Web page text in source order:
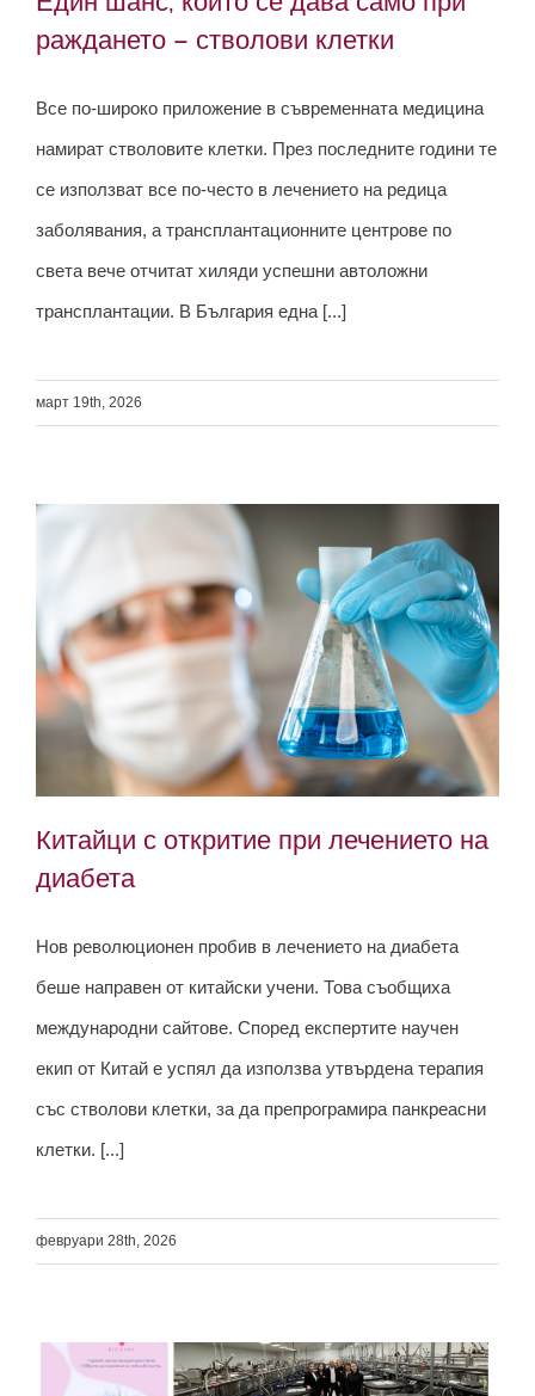
Един шанс, който се дава само при
раждането – стволови клетки
раждането – стволови клетки
Все по-широко приложение в съвременната медицина
намират стволовите клетки. През последните години те
се използват все по-често в лечението на редица
заболявания, а трансплантационните центрове по
света вече отчитат хиляди успешни автоложни
трансплантации. В България една [...]
март 19th, 2026
Китайци с откритие при лечението на
диабета
Китайци с откритие при лечението на
диабета
Нов революционен пробив в лечението на диабета
беше направен от китайски учени. Това съобщиха
международни сайтове. Според експертите научен
екип от Китай е успял да използва утвърдена терапия
със стволови клетки, за да препрограмира панкреасни
клетки. [...]
февруари 28th, 2026